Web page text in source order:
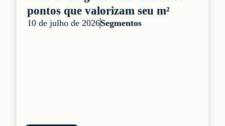
pontos que valorizam seu m²
10 de julho de 2026Segmentos